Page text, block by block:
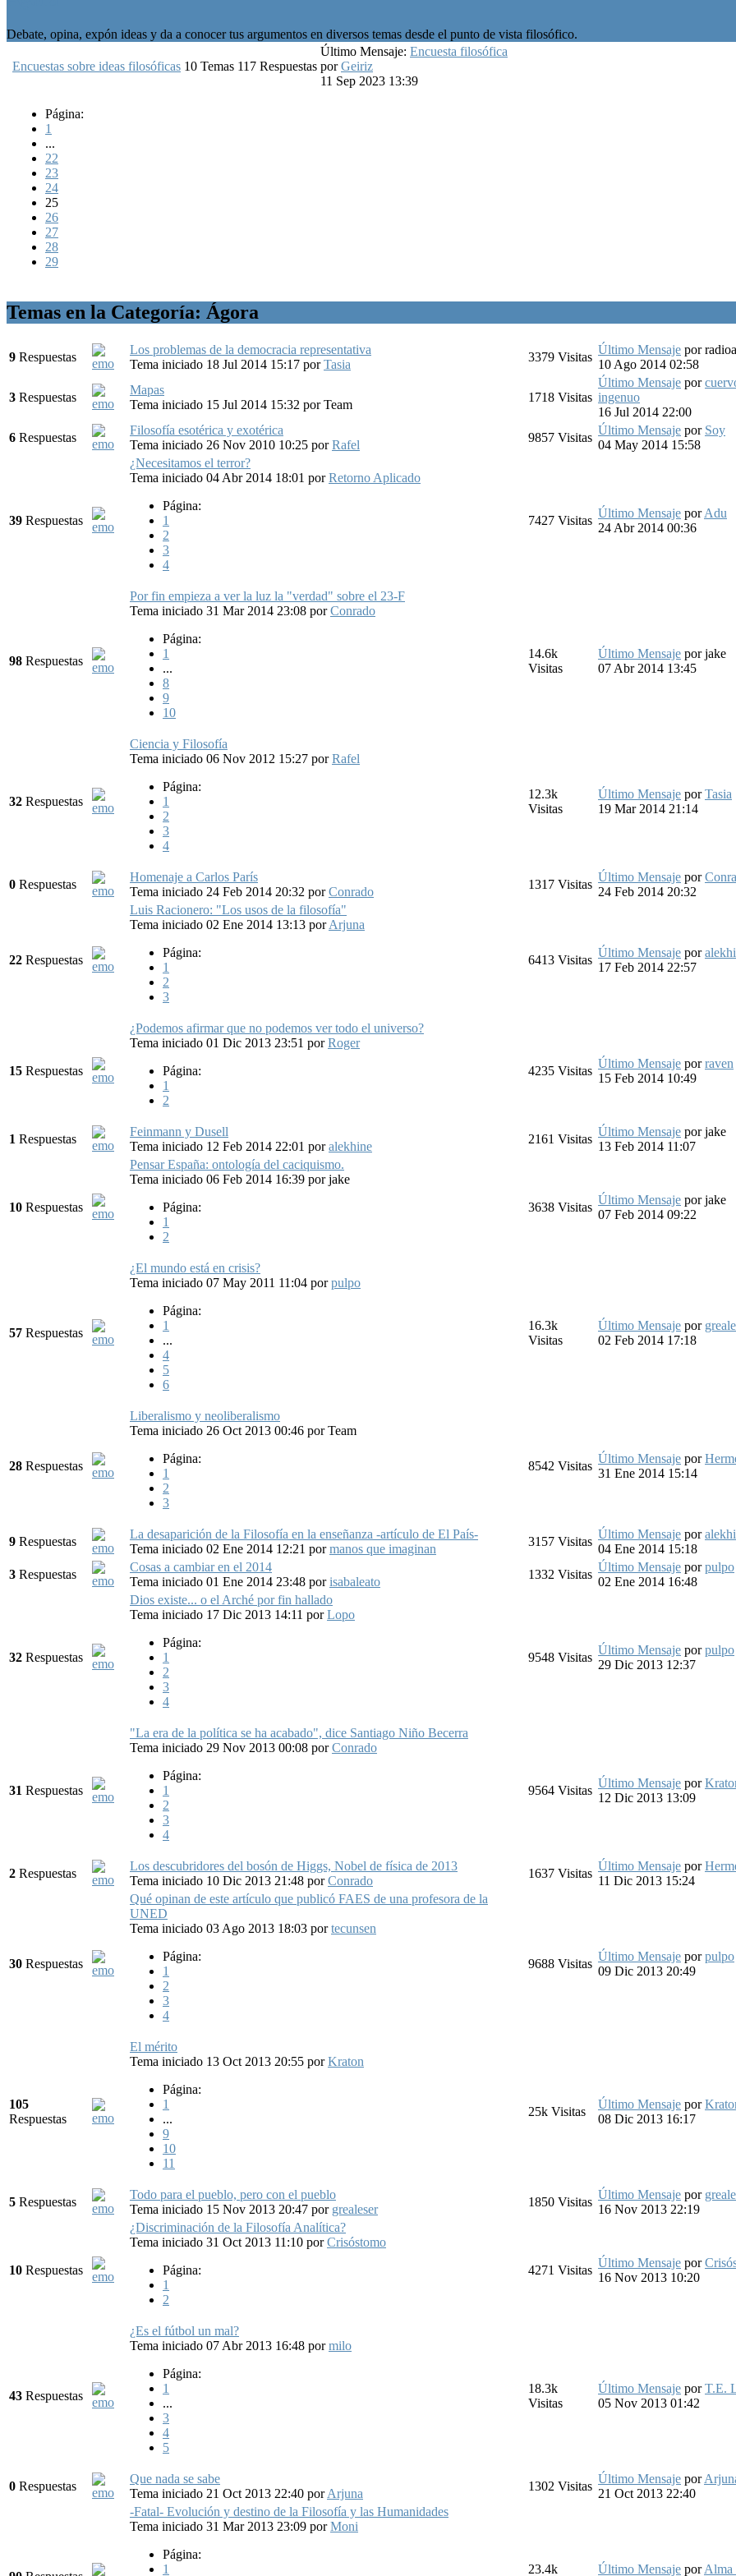
Debate, opina, expón ideas y da a conocer tus argumentos en diversos temas desde el punto de vista filosófico.
Encuestas sobre ideas filosóficas 10 Temas 117 Respuestas
Último Mensaje: Encuesta filosófica
porGeiriz
11 Sep 2023 13:39
Página:
1
...
22
23
24
25
26
27
28
29
Temas en la Categoría: Ágora
9 Respuestas
Los problemas de la democracia representativa
Tema iniciado 18 Jul 2014 15:17 porTasia
3379 Visitas
Último Mensaje por
10 Ago 2014 02:58
3 Respuestas
Mapas
Tema iniciado 15 Jul 2014 15:32 porTeam
1718 Visitas
Último Mensaje por
ingenuo
16 Jul 2014 22:00
6 Respuestas
Filosofía esotérica y exotérica
Tema iniciado 26 Nov 2010 10:25 porRafel
9857 Visitas
Último Mensaje por Soy
04 May 2014 15:58
39 Respuestas
¿Necesitamos el terror?
Tema iniciado 04 Abr 2014 18:01 porRetorno Aplicado
Página:
1
2
3
4
7427 Visitas
Último Mensaje porAdu
24 Abr 2014 00:36
98 Respuestas
Por fin empieza a ver la luz la "verdad" sobre el 23-F
Tema iniciado 31 Mar 2014 23:08 porConrado
Página:
1
...
8
9
10
14.6k
Visitas
Último Mensaje porjake
07 Abr 2014 13:45
32 Respuestas
Ciencia y Filosofía
Tema iniciado 06 Nov 2012 15:27 porRafel
Página:
1
2
3
4
12.3k
Visitas
Último Mensaje porTasia
19 Mar 2014 21:14
0 Respuestas
Homenaje a Carlos París
Tema iniciado 24 Feb 2014 20:32 porConrado
1317 Visitas
Último Mensaje por
24 Feb 2014 20:32
22 Respuestas
Luis Racionero: "Los usos de la filosofía"
Tema iniciado 02 Ene 2014 13:13 porArjuna
Página:
1
2
3
6413 Visitas
Último Mensaje por
17 Feb 2014 22:57
15 Respuestas
¿Podemos afirmar que no podemos ver todo el universo?
Tema iniciado 01 Dic 2013 23:51 porRoger
Página:
1
2
4235 Visitas
Último Mensaje porraven
15 Feb 2014 10:49
1 Respuestas
Feinmann y Dusell
Tema iniciado 12 Feb 2014 22:01 poralekhine
2161 Visitas
Último Mensaje porjake
13 Feb 2014 11:07
10 Respuestas
Pensar España: ontología del caciquismo.
Tema iniciado 06 Feb 2014 16:39 porjake
Página:
1
2
3638 Visitas
Último Mensaje porjake
07 Feb 2014 09:22
57 Respuestas
¿El mundo está en crisis?
Tema iniciado 07 May 2011 11:04 porpulpo
Página:
1
...
4
5
6
16.3k
Visitas
Último Mensaje por
02 Feb 2014 17:18
28 Respuestas
Liberalismo y neoliberalismo
Tema iniciado 26 Oct 2013 00:46 porTeam
Página:
1
2
3
8542 Visitas
Último Mensaje por
31 Ene 2014 15:14
9 Respuestas
La desaparición de la Filosofía en la enseñanza -artículo de El País-
Tema iniciado 02 Ene 2014 12:21 pormanos que imaginan
3157 Visitas
Último Mensaje por
04 Ene 2014 15:18
3 Respuestas
Cosas a cambiar en el 2014
Tema iniciado 01 Ene 2014 23:48 porisabaleato
1332 Visitas
Último Mensaje porpulpo
02 Ene 2014 16:48
32 Respuestas
Dios existe... o el Arché por fin hallado
Tema iniciado 17 Dic 2013 14:11 porLopo
Página:
1
2
3
4
9548 Visitas
Último Mensaje porpulpo
29 Dic 2013 12:37
31 Respuestas
"La era de la política se ha acabado", dice Santiago Niño Becerra
Tema iniciado 29 Nov 2013 00:08 porConrado
Página:
1
2
3
4
9564 Visitas
Último Mensaje por
12 Dic 2013 13:09
2 Respuestas
Los descubridores del bosón de Higgs, Nobel de física de 2013
Tema iniciado 10 Dic 2013 21:48 porConrado
1637 Visitas
Último Mensaje por
11 Dic 2013 15:24
30 Respuestas
Qué opinan de este artículo que publicó FAES de una profesora de la
UNED
Tema iniciado 03 Ago 2013 18:03 portecunsen
Página:
1
2
3
4
9688 Visitas
Último Mensaje porpulpo
09 Dic 2013 20:49
105
Respuestas
El mérito
Tema iniciado 13 Oct 2013 20:55 porKraton
Página:
1
...
9
10
11
25k Visitas
Último Mensaje por
08 Dic 2013 16:17
5 Respuestas
Todo para el pueblo, pero con el pueblo
Tema iniciado 15 Nov 2013 20:47 por grealeser
1850 Visitas
Último Mensaje por
16 Nov 2013 22:19
10 Respuestas
¿Discriminación de la Filosofía Analítica?
Tema iniciado 31 Oct 2013 11:10 porCrisóstomo
Página:
1
2
4271 Visitas
Último Mensaje por
16 Nov 2013 10:20
43 Respuestas
¿Es el fútbol un mal?
Tema iniciado 07 Abr 2013 16:48 pormilo
Página:
1
...
3
4
5
18.3k
Visitas
Último Mensaje porT.E.
05 Nov 2013 01:42
0 Respuestas
Que nada se sabe
Tema iniciado 21 Oct 2013 22:40 porArjuna
1302 Visitas
Último Mensaje por
21 Oct 2013 22:40
-Fatal- Evolución y destino de la Filosofía y las Humanidades
Tema iniciado 31 Mar 2013 23:09 porMoni
Página:
1
23.4k Último Mensaje porAlma